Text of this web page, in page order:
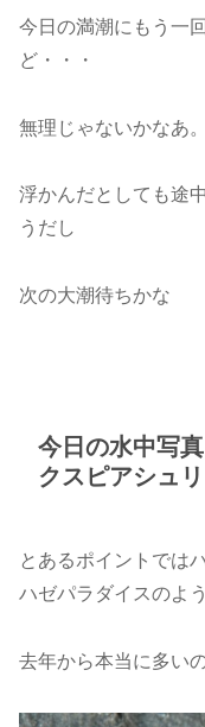
今日の満潮にもう一
ど・・・
無理じゃないかなあ。
浮かんだとしても途
うだし
次の大潮待ちかな
今日の水中写
クスピアシュ
とあるポイントでは
ハゼパラダイスのよ
去年から本当に多い